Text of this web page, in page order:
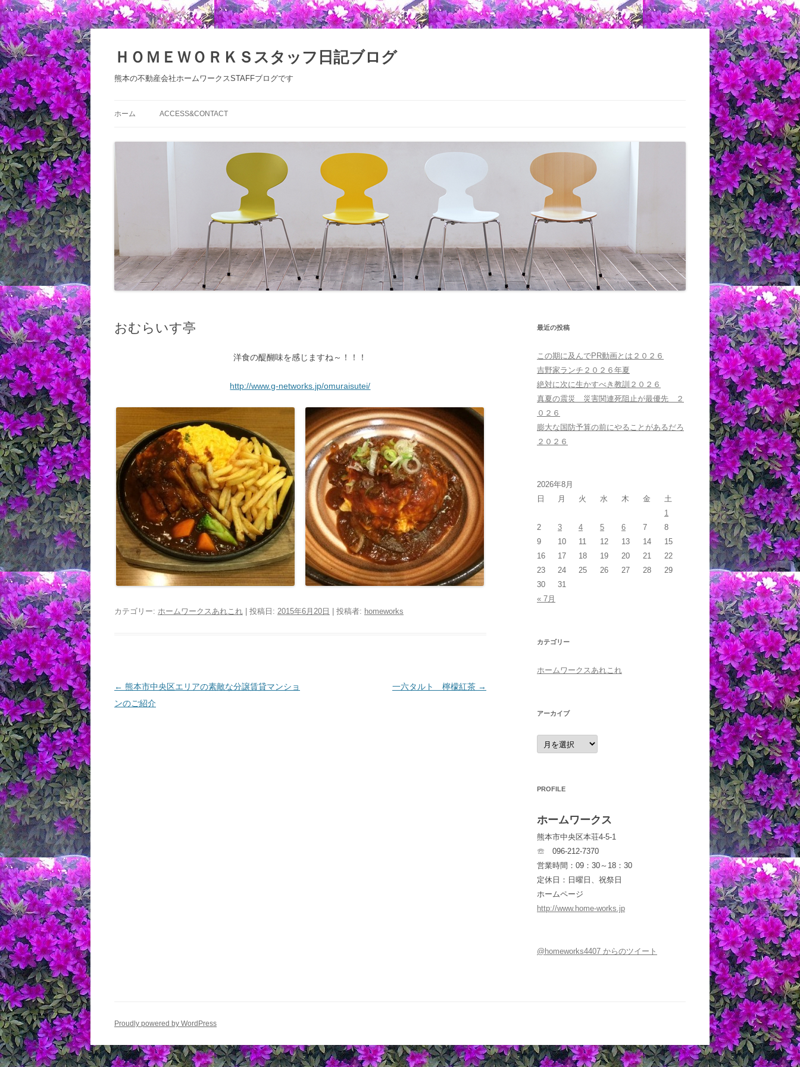
ン
ツ
へ
ス
ＨＯＭＥＷＯＲＫＳスタッフ日記ブログ
熊本の不動産会社ホームワークスSTAFFブログです
ホーム ACCESS&CONTACT
おむらいす亭
洋食の醍醐味を感じますね～！！！
http://www.g-networks.jp/omuraisutei/
カテゴリー: ホームワークスあれこれ | 投稿日: 2015年6月20日 投稿者: homeworks
投
稿
← 熊本市中央区エリアの素敵な分譲賃貸マンショ
ンのご紹介
一六タルト 檸檬紅茶 →
最近の投稿
この期に及んでPR動画とは２０２６
吉野家ランチ２０２６年夏
絶対に次に生かすべき教訓２０２６
真夏の震災 災害関連死阻止が最優先 ２
０２６
膨大な国防予算の前にやることがあるだろ
２０２６
2026年8月
日
月 火 水 木 金
土
1
2
3 4 5 6 7
8
9
10 11 12 13 14
15
16
17 18 19 20 21
22
23
24 25 26 27 28
29
30
31
« 7月
カテゴリー
ホームワークスあれこれ
アーカイブ
ア
ー
カ
PROFILE
ホームワークス
熊本市中央区本荘4-5-1
☏ 096-212-7370
営業時間：09：30～18：30
定休日：日曜日、祝祭日
ホームページ
http://www.home-works.jp
@homeworks4407 からのツイート
Proudly powered by WordPress